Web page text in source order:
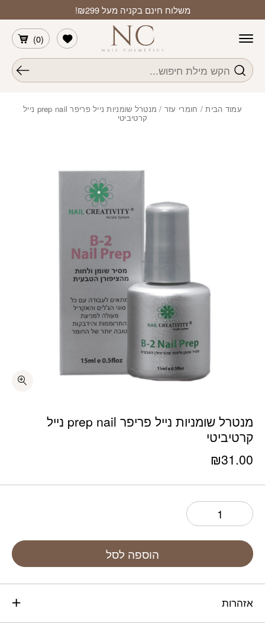
משלוח חינם בקניה מעל ₪299!
חיפוש
(
0
)
הרשימה שלי
עמוד הבית/ חומרי עזר / מנטרל שומניות נייל פריפר prep nail נייל
קרטיביטי
מנטרל שומניות נייל פריפר prep nail נייל
קרטיביטי
₪31.00
הוספה לסל
אזהרות